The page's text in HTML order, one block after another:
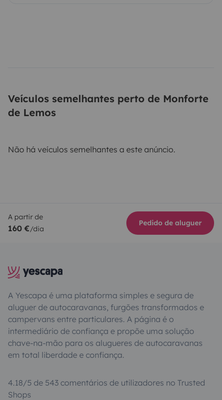
Veículos semelhantes perto de Monforte
de Lemos
Não há veículos semelhantes a este anúncio.
A partir de
160 €/dia
Pedido de aluguer
A Yescapa é uma plataforma simples e segura de
aluguer de autocaravanas, furgões transformados e
campervans entre particulares. A página é o
intermediário de confiança e propõe uma solução
chave-na-mão para os alugueres de autocaravanas
em total liberdade e confiança.
4.18/5 de 543 comentários de utilizadores no Trusted
Shops